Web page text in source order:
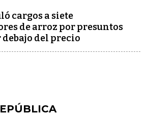
cargos a siete
de arroz por presuntos
debajo del precio